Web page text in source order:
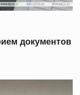
документов